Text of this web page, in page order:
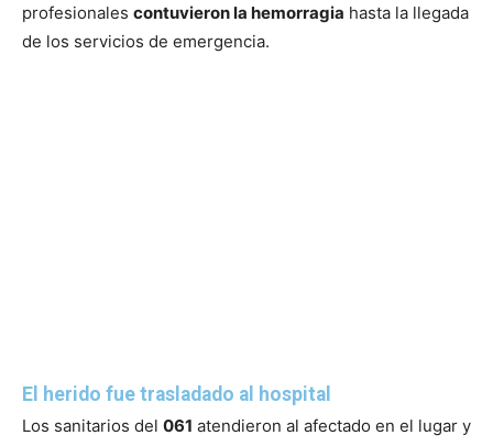
profesionales contuvieron la hemorragia hasta la llegada
de los servicios de emergencia.
El herido fue trasladado al hospital
Los sanitarios del 061 atendieron al afectado en el lugar y